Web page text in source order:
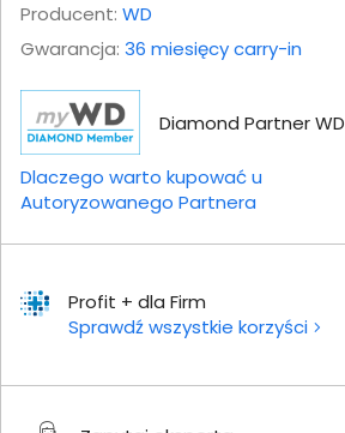
Producent: WD
Gwarancja: 36 miesięcy carry-in
Diamond Partner WD
Dlaczego warto kupować u
Autoryzowanego Partnera
Profit + dla Firm
Sprawdź wszystkie korzyści